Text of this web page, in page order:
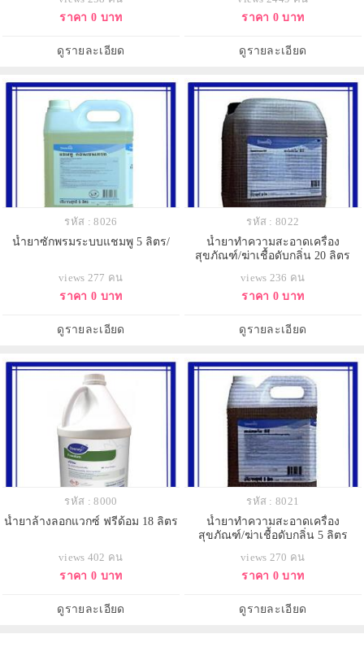
ราคา 0 บาท
ดูรายละเอียด
ราคา 0 บาท
ดูรายละเอียด
รหัส : 8026
น้ำยาซักพรมระบบแชมพู 5 ลิตร/
views 277 คน
ราคา 0 บาท
ดูรายละเอียด
รหัส : 8022
น้ำยาทำความสะอาดเครื่อง
สุขภัณฑ์/ฆ่าเชื้อดับกลิ่น 20 ลิตร
views 236 คน
ราคา 0 บาท
ดูรายละเอียด
รหัส : 8000
น้ำยาล้างลอกแวกซ์ ฟรีด้อม 18 ลิตร
views 402 คน
ราคา 0 บาท
ดูรายละเอียด
รหัส : 8021
น้ำยาทำความสะอาดเครื่อง
สุขภัณฑ์/ฆ่าเชื้อดับกลิ่น 5 ลิตร
views 270 คน
ราคา 0 บาท
ดูรายละเอียด